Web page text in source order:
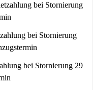
Probleme in den
zu lösen.
bei Stornierung
bei Stornierung
bei Stornierung 29